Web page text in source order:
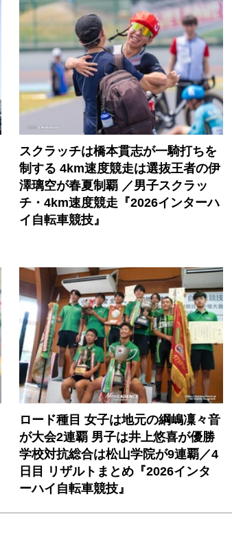
スクラッチは橋本貫志が一騎打ちを
制する 4km速度競走は選抜王者の伊
澤璃空が春夏制覇 ／男子スクラッ
チ・4km速度競走『2026インターハ
イ自転車競技』
ロード種目 女子は地元の綱嶋凜々音
が大会2連覇 男子は井上悠喜が優勝
学校対抗総合は松山学院が9連覇／4
日目 リザルトまとめ『2026インタ
ーハイ自転車競技』